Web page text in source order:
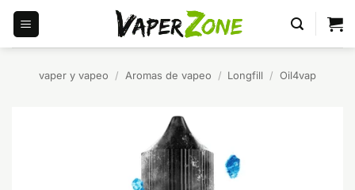
Saltar
contenido
vaper y vapeo / Aromas de vapeo / Longfill / Oil4vap